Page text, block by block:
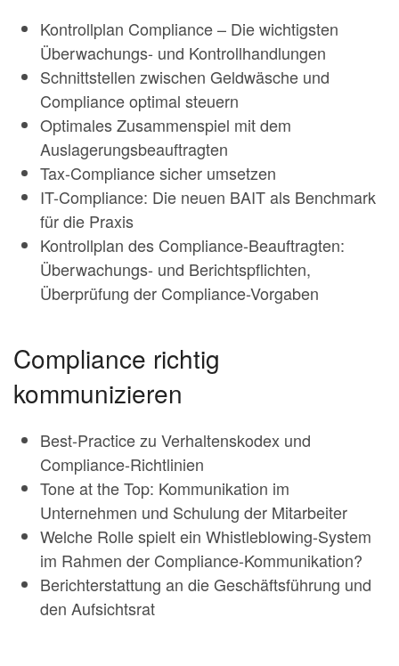
Kontrollplan Compliance – Die wichtigsten
Überwachungs- und Kontrollhandlungen
Schnittstellen zwischen Geldwäsche und
Compliance optimal steuern
Optimales Zusammenspiel mit dem
Auslagerungsbeauftragten
Tax-Compliance sicher umsetzen
IT-Compliance: Die neuen BAIT als Benchmark
für die Praxis
Kontrollplan des Compliance-Beauftragten:
Überwachungs- und Berichtspflichten,
Überprüfung der Compliance-Vorgaben
Compliance richtig
kommunizieren
Best-Practice zu Verhaltenskodex und
Compliance-Richtlinien
Tone at the Top: Kommunikation im
Unternehmen und Schulung der Mitarbeiter
Welche Rolle spielt ein Whistleblowing-System
im Rahmen der Compliance-Kommunikation?
Berichterstattung an die Geschäftsführung und
den Aufsichtsrat